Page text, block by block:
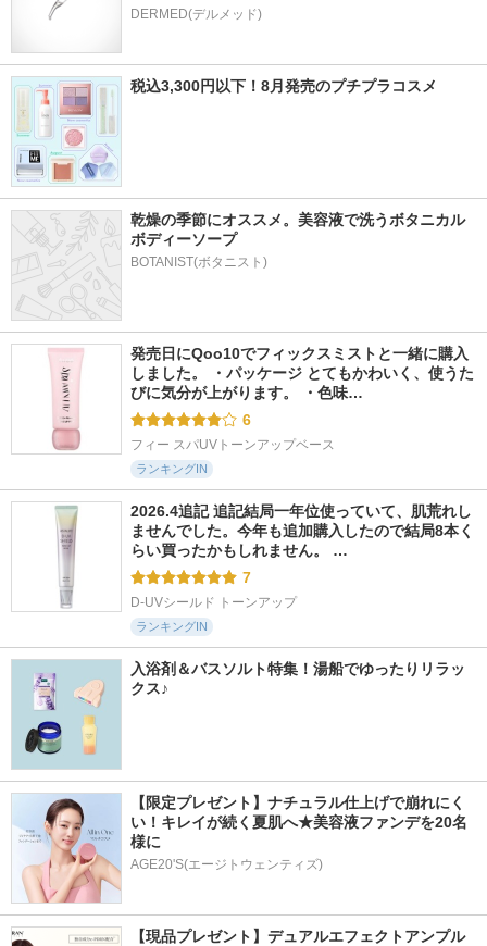
DERMED(デルメッド)
税込3,300円以下！8月発売のプチプラコスメ
乾燥の季節にオススメ。美容液で洗うボタニカル
ボディーソープ
BOTANIST(ボタニスト)
発売日にQoo10でフィックスミストと一緒に購入
しました。 ・パッケージ とてもかわいく、使うた
びに気分が上がります。 ・色味…
6
フィー スパUVトーンアップベース
ランキングIN
2026.4追記 追記結局一年位使っていて、肌荒れし
ませんでした。今年も追加購入したので結局8本く
らい買ったかもしれません。 …
7
D-UVシールド トーンアップ
ランキングIN
入浴剤＆バスソルト特集！湯船でゆったりリラッ
クス♪
【限定プレゼント】ナチュラル仕上げで崩れにく
い！キレイが続く夏肌へ★美容液ファンデを20名
様に
AGE20'S(エージトウェンティズ)
【現品プレゼント】デュアルエフェクトアンプル